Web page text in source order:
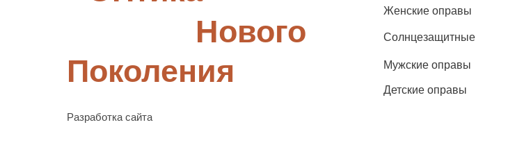
Разработка сайта
Солнцезащитные
Детские оправы
Женские оправы
Мужские оправы
Нового
Поколения